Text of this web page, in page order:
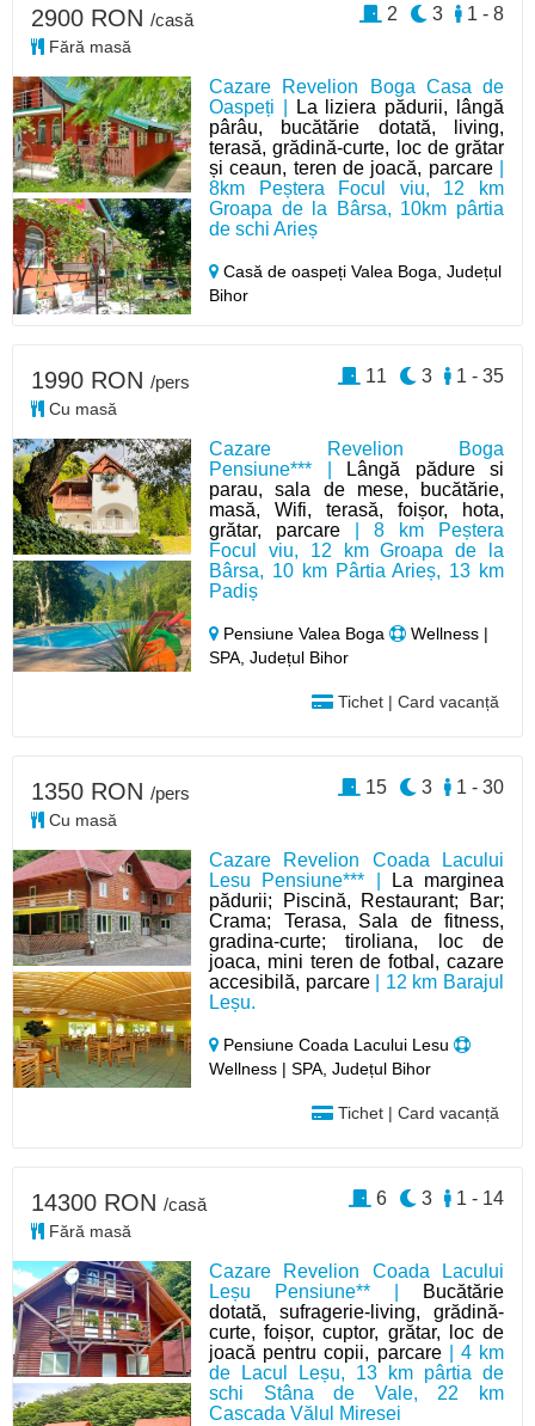
Cazare Revelion Boga Casa de
Oaspeți |
La liziera pădurii, lângă
pârâu, bucătărie dotată, living,
terasă, grădină-curte, loc de grătar
și ceaun, teren de joacă, parcare|
8km Peștera Focul viu, 12 km
Groapa de la Bârsa, 10km pârtia
de schi Arieș
Casă de oaspeți Valea Boga,Județul
Bihor
2900 RON /casă
Fără masă
1 - 8
3
2
Cazare Revelion Boga
Pensiune*** |
Lângă pădure si
parau, sala de mese, bucătărie,
masă, Wifi, terasă, foișor, hota,
grătar, parcare | 8 km Peștera
Focul viu, 12 km Groapa de la
Bârsa, 10 km Pârtia Arieș, 13 km
Padiș
Pensiune Valea Boga
Wellness |
SPA, Județul Bihor
Tichet | Card vacanță
1990 RON /pers
Cu masă
1 - 35
3
11
Cazare Revelion Coada Lacului
Lesu Pensiune*** |
La marginea
pădurii; Piscină, Restaurant; Bar;
Crama; Terasa, Sala de fitness,
gradina-curte; tiroliana, loc de
joaca, mini teren de fotbal, cazare
accesibilă, parcare| 12 km Barajul
Leșu.
Pensiune Coada Lacului Lesu
Wellness | SPA, Județul Bihor
Tichet | Card vacanță
1350 RON /pers
Cu masă
1 - 30
3
15
Cazare Revelion Coada Lacului
Leșu Pensiune** |
Bucătărie
dotată, sufragerie-living, grădină-
curte, foișor, cuptor, grătar, loc de
joacă pentru copii, parcare| 4 km
de Lacul Leșu, 13 km pârtia de
schi Stâna de Vale, 22 km
Cascada Vălul Miresei
14300 RON /casă
Fără masă
1 - 14
3
6